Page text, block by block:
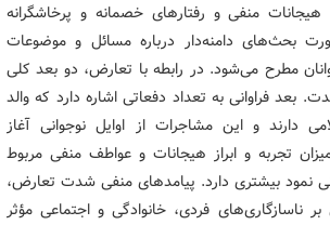
هیجانات منفی و رفتارهای خصمانه و پرخاشگرانه
دامنه‌دار درباره مسائل و موضوعات
مطرح می‌شود. در رابطه با تعارض، دو بعد کلی
بعد فراوانی به تعداد دفعاتی اشاره دارد که والد
دارند و این مشاجرات از اوایل نوجوانی آغاز
تجربه و ابراز هیجانات و عواطف منفی مربوط
نمود بیشتری دارد. پیامدهای منفی شدت تعارض،
بر ناسازگاری‌های فردی، خانوادگی و اجتماعی مؤثر